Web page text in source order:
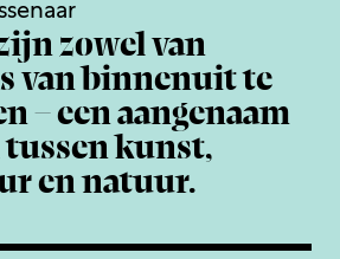
zowel van
van binnenuit te
– een aangenaam
tussen kunst,
en natuur.